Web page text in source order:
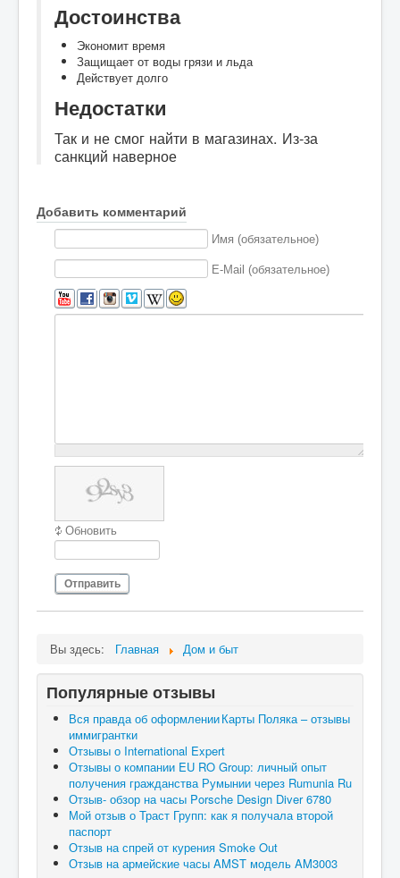
Достоинства
Экономит время
Защищает от воды грязи и льда
Действует долго
Недостатки
Так и не смог найти в магазинах. Из-за
санкций наверное
Добавить комментарий
Имя (обязательное)
E-Mail (обязательное)
Обновить
Отправить
Вы здесь: Главная Дом и быт
Популярные отзывы
Вся правда об оформлении Карты Поляка – отзывы
иммигрантки
Отзывы о International Expert
Отзывы о компании EU RO Group: личный опыт
получения гражданства Румынии через Rumunia Ru
Отзыв- обзор на часы Porsche Design Diver 6780
Мой отзыв о Траст Групп: как я получала второй
паспорт
Отзыв на спрей от курения Smoke Out
Отзыв на армейские часы AMST модель AM3003